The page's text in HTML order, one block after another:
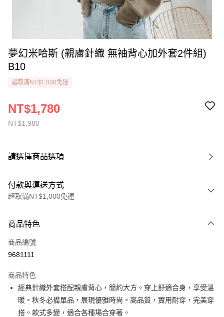
夢幻米哈斯 (親膚針織 無袖背心加外套2件組)
B10
超取滿NT$1,000免運
NT$1,980
NT$1,780
請選擇商品選項
付款與運送方式
超取滿NT$1,000免運
信用卡一次付款
LINE Pay
悠遊付
ATM付款
商品特色
商品編號
9681111
商品特色
經典針織外套搭配親膚背心，簡約大方。穿上舒適合身，享受溫
暖。秋冬必備單品，展現優雅時尚。高品質，實用耐穿，完美穿
搭。款式多變，適合各種場合穿著。